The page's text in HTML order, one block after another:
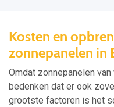
Kosten en
zonnepanelen in
Omdat zonnepanelen
bedenken dat er ook
grootste factoren is het